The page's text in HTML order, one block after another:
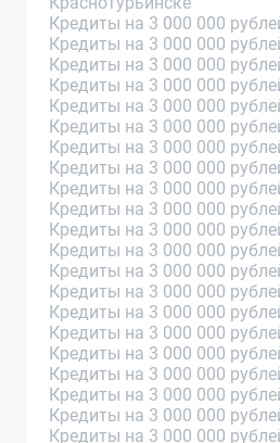
Кредиты на 3 000 000
Кредиты на 3 000 000
Кредиты на 3 000 000
Кредиты на 3 000 000
Кредиты на 3 000 000
Кредиты на 3 000 000
Кредиты на 3 000 000
Кредиты на 3 000 000
Кредиты на 3 000 000
Кредиты на 3 000 000
Кредиты на 3 000 000
Кредиты на 3 000 000
Кредиты на 3 000 000
Кредиты на 3 000 000
Кредиты на 3 000 000
Кредиты на 3 000 000
Кредиты на 3 000 000
Кредиты на 3 000 000
Кредиты на 3 000 000
Кредиты на 3 000 000
Кредиты на 3 000 000